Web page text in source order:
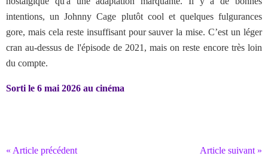
intentions, un Johnny Cage plutôt cool et quelques fulgurances
gore, mais cela reste insuffisant pour sauver la mise. C’est un léger
cran au-dessus de l'épisode de 2021, mais on reste encore très loin
du compte.
Sorti le 6 mai 2026 au cinéma
« Article précédent
Article suivant »